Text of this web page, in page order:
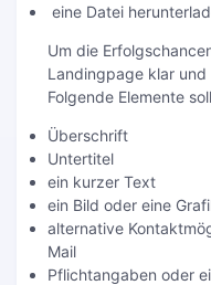
eine Datei
Um die
Landingpage klar
Folgende Elemente
Überschrift
Untertitel
ein kurzer Text
ein Bild oder eine
alternative
Mail
Pflichtangaben oder